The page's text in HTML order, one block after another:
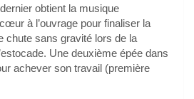
obtient la musique
à l’ouvrage pour finaliser la
chute sans gravité lors de la
Une deuxième épée dans
achever son travail (première